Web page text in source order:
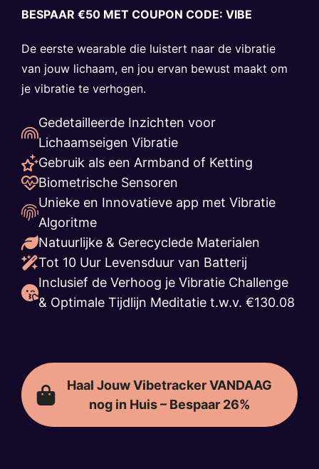
BESPAAR €50 MET COUPON CODE: VIBE
De eerste wearable die luistert naar de vibratie
van jouw lichaam, en jou ervan bewust maakt om
je vibratie te verhogen.
Gedetailleerde Inzichten voor
Lichaamseigen Vibratie
Gebruik als een Armband of Ketting
Biometrische Sensoren
Unieke en Innovatieve app met Vibratie
Algoritme
Natuurlijke & Gerecyclede Materialen
Tot 10 Uur Levensduur van Batterij
Inclusief de Verhoog je Vibratie Challenge
& Optimale Tijdlijn Meditatie t.w.v. €130.08
Haal Jouw Vibetracker VANDAAG
nog in Huis – Bespaar 26%